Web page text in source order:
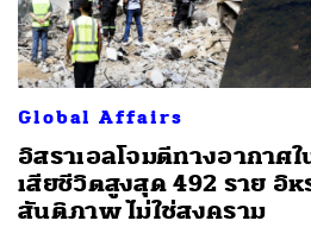
Global Affairs
อิสราเอลโจมตีทางอากาศ
เสียชีวิตสูงสุด 492 ราย อิ
สันติภาพ ไม่ใช่สงคราม